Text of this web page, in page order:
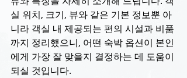
실 위치, 크기, 뷰와 같은 기본 정보뿐 아
니라 객실 내 제공되는 편의 시설과 비품
까지 정리했으니, 어떤 숙박 옵션이 본인
에게 가장 잘 맞을지 결정하는 데 도움이
되실 것입니다.